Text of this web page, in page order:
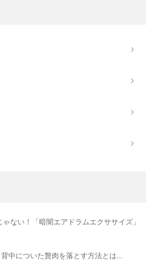
ない！「暗闇エアドラムエクササイズ」
中についた贅肉を落とす方法とは...